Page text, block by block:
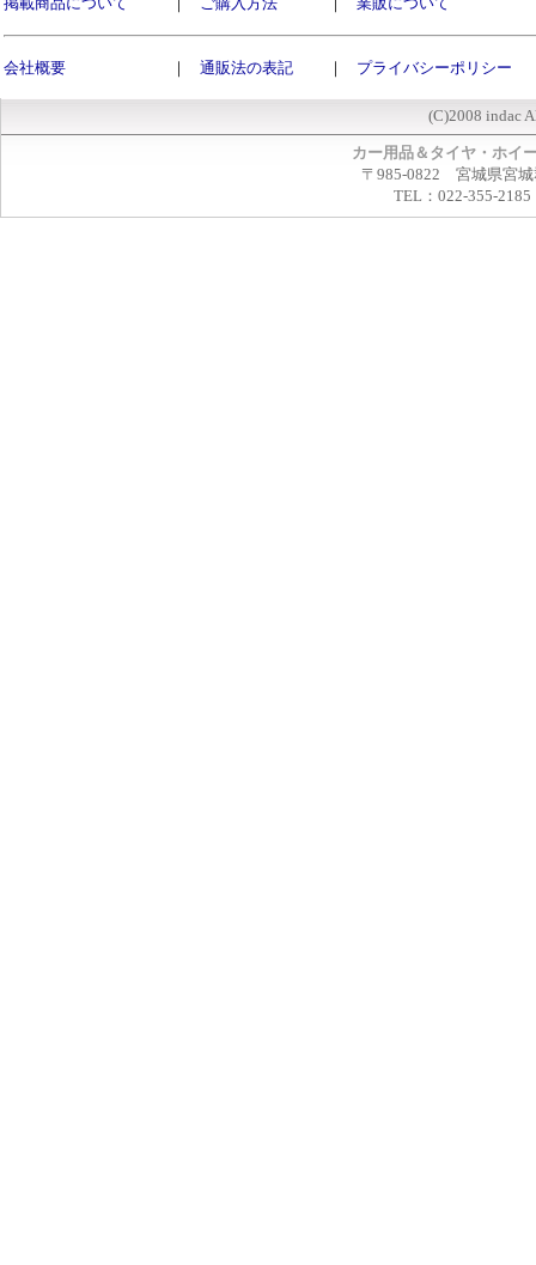
会社概要 ｜ 通販法の表記 ｜ プライバシーポリシー
(C)2008 indac
カー用品＆タイヤ・ホイ
〒985-0822 宮城県宮城
TEL：022-355-